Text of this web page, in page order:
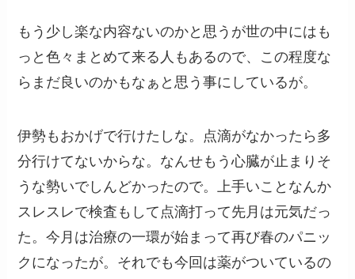
もう少し楽な内容ないのかと思うが世の中にはも
っと色々まとめて来る人もあるので、この程度な
らまだ良いのかもなぁと思う事にしているが。
伊勢もおかげで行けたしな。点滴がなかったら多
分行けてないからな。なんせもう心臓が止まりそ
うな勢いでしんどかったので。上手いことなんか
スレスレで検査もして点滴打って先月は元気だっ
た。今月は治療の一環が始まって再び春のパニッ
クになったが。それでも今回は薬がついているの